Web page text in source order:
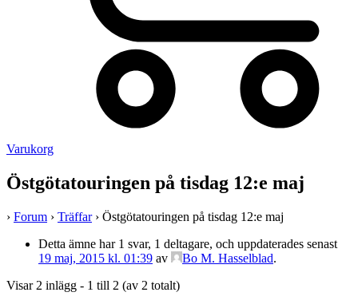
Varukorg
Östgötatouringen på tisdag 12:e maj
› Forum › Träffar › Östgötatouringen på tisdag 12:e maj
Detta ämne har 1 svar, 1 deltagare, och uppdaterades senast
19 maj, 2015 kl. 01:39 av Bo M. Hasselblad.
Visar 2 inlägg - 1 till 2 (av 2 totalt)